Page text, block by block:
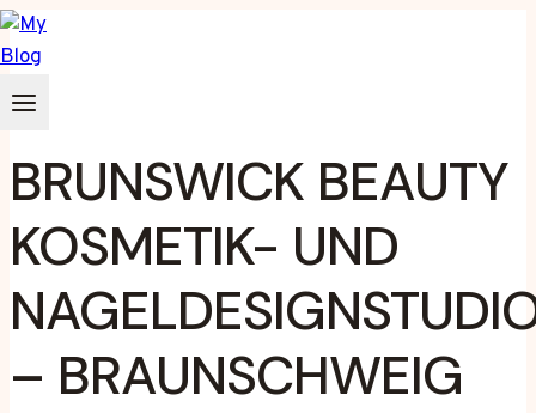
Zum
Inhalt
springen
BRUNSWICK BEAUTY
KOSMETIK- UND
– BRAUNSCHWEIG